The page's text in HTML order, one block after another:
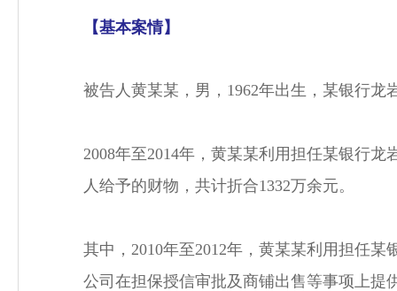
【基本案情】
被告人黄某某，男，1962年出生，某银行龙
2008年至2014年，黄某某利用担任某银行
人给予的财物，共计折合1332万余元。
其中，2010年至2012年，黄某某利用担任
公司在担保授信审批及商铺出售等事项上提